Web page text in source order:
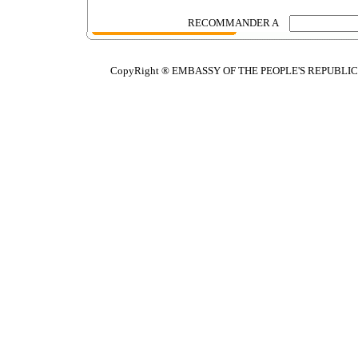
RECOMMANDER A
CopyRight ® EMBASSY OF THE PEOPLE'S